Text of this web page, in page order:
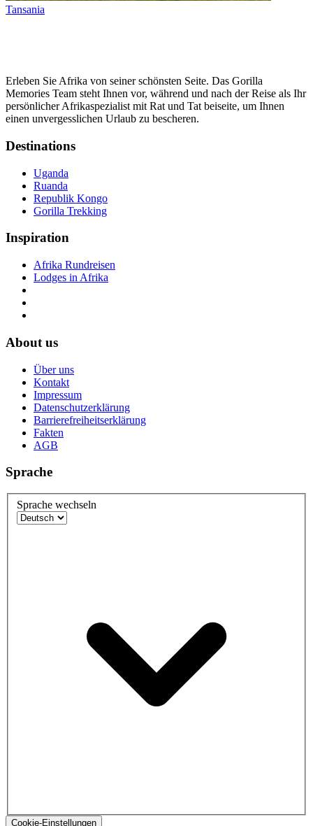
Tansania
Erleben Sie Afrika von seiner schönsten Seite. Das Gorilla
Memories Team steht Ihnen vor, während und nach der Reise als Ihr
persönlicher Afrikaspezialist mit Rat und Tat beiseite, um Ihnen
einen unvergesslichen Urlaub zu bescheren.
Destinations
Uganda
Ruanda
Republik Kongo
Gorilla Trekking
Inspiration
Afrika Rundreisen
Lodges in Afrika
About us
Über uns
Kontakt
Impressum
Datenschutzerklärung
Barrierefreiheitserklärung
Fakten
AGB
Sprache
Sprache wechseln
Cookie-Einstellungen